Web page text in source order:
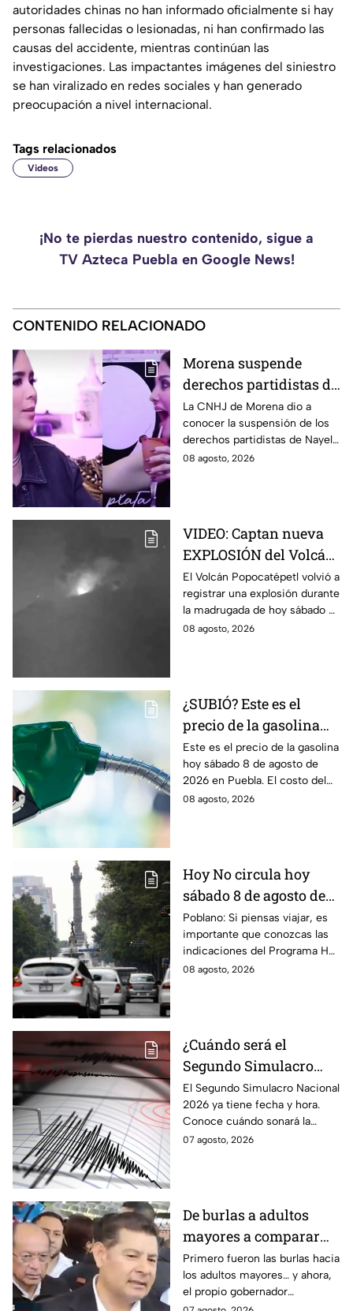
autoridades chinas no han informado oficialmente si hay
personas fallecidas o lesionadas, ni han confirmado las
causas del accidente, mientras continúan las
investigaciones. Las impactantes imágenes del siniestro
se han viralizado en redes sociales y han generado
preocupación a nivel internacional.
Tags relacionados
Videos
¡No te pierdas nuestro contenido, sigue a
TV Azteca Puebla en Google News!
CONTENIDO RELACIONADO
Morena suspende
derechos partidistas de
Nayeli Salvatori y
Graciela Palomares
tras dichos contra
adultos mayores
La CNHJ de Morena dio a
conocer la suspensión de los
derechos partidistas de Nayeli
Salvatori y Graciela Palomares
08 agosto, 2026
VIDEO: Captan nueva
EXPLOSIÓN del Volcán
Popocatépetl hoy;
arrojó LAVA
El Volcán Popocatépetl volvió a
registrar una explosión durante
la madrugada de hoy sábado 8
de agosto de 2026; arrojó lava
08 agosto, 2026
¿SUBIÓ? Este es el
precio de la gasolina
Puebla hoy sábado 8 de
agosto de 2026
Este es el precio de la gasolina
hoy sábado 8 de agosto de
2026 en Puebla. El costo del
combustible cambia todos los
08 agosto, 2026
Hoy No circula hoy
sábado 8 de agosto de
2026: ¿Qué autos no
transitan en la CDMX y
EdoMex?
Poblano: Si piensas viajar, es
importante que conozcas las
indicaciones del Programa Hoy
No Circula HOY sábado 8 de
08 agosto, 2026
¿Cuándo será el
Segundo Simulacro
Nacional 2026? A esta
hora sonará la alerta
sísmica
El Segundo Simulacro Nacional
2026 ya tiene fecha y hora.
Conoce cuándo sonará la
alerta sísmica y qué ocurrirá
07 agosto, 2026
De burlas a adultos
mayores a comparar
Puebla con Palestina:
Alejandro Armenta se
disculpa “a modo” por
Primero fueron las burlas hacia
los adultos mayores… y ahora,
el propio gobernador